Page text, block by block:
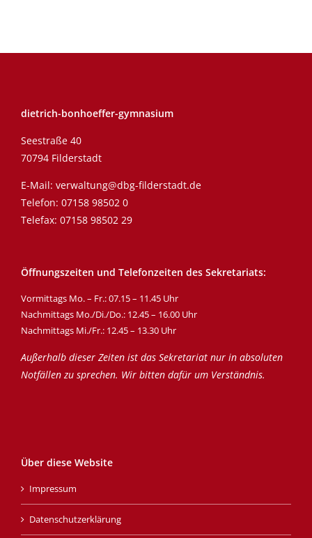
dietrich-bonhoeffer-gymnasium
Seestraße 40
70794 Filderstadt
E-Mail: verwaltung@dbg-filderstadt.de
Telefon: 07158 98502 0
Telefax: 07158 98502 29
Öffnungszeiten und Telefonzeiten des Sekretariats:
Vormittags Mo. – Fr.: 07.15 – 11.45 Uhr
Nachmittags Mo./Di./Do.: 12.45 – 16.00 Uhr
Nachmittags Mi./Fr.: 12.45 – 13.30 Uhr
Außerhalb dieser Zeiten ist das Sekretariat nur in absoluten
Notfällen zu sprechen. Wir bitten dafür um Verständnis.
Über diese Website
Impressum
Datenschutzerklärung